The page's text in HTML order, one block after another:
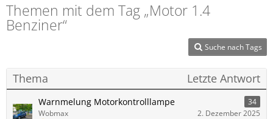
Themen mit dem Tag „Motor 1.4
Benziner“
Suche nach Tags
Thema Letzte Antwort
Warnmelung Motorkontrolllampe 34
Wobmax 2. Dezember 2025